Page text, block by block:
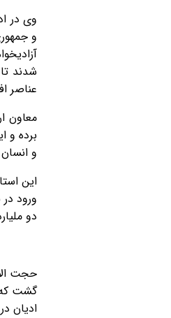
وی در
و
شدند
عناصر
معاون
برده و
و
این
ورود
دو
حجت
گشت که
ادیان